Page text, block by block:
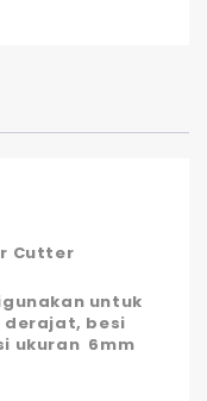
Cutter
untuk
derajat, besi
ukuran 6mm